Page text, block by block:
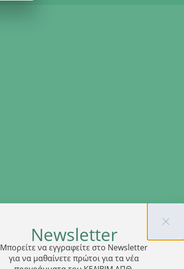
Newsletter
Μπορείτε να εγγραφείτε στο Newsletter
για να μαθαίνετε πρώτοι για τα νέα